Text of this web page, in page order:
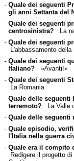
- Quale dei seguenti
gli anni Settanta del
- Quale dei seguenti
centrosinistra?La
- Quale dei seguenti
L'abbassamento della
- Quale dei seguenti
Italiano?»Avanti!»
- Quale dei seguenti
La Romania
- Quale delle seguenti
terremoto?La Valle
- Quale delle seguenti
- Quale episodio,
l'Italia nella guerra
- Quale era il compito
Redigere il progetto